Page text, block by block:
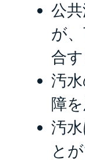
公
が
合す
汚
障
汚
と